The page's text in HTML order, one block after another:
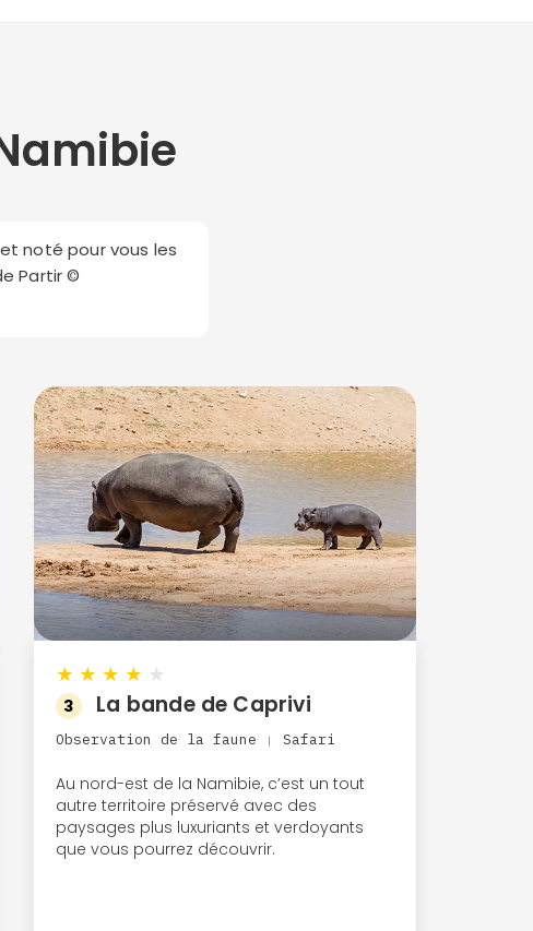
noté pour vous les
Partir ©
★ ★ ★ ★ ★
3 La bande de Caprivi
Observation de la faune | Safari
Au nord-est de la Namibie, c’est un tout
autre territoire préservé avec des
paysages plus luxuriants et verdoyants
que vous pourrez découvrir.